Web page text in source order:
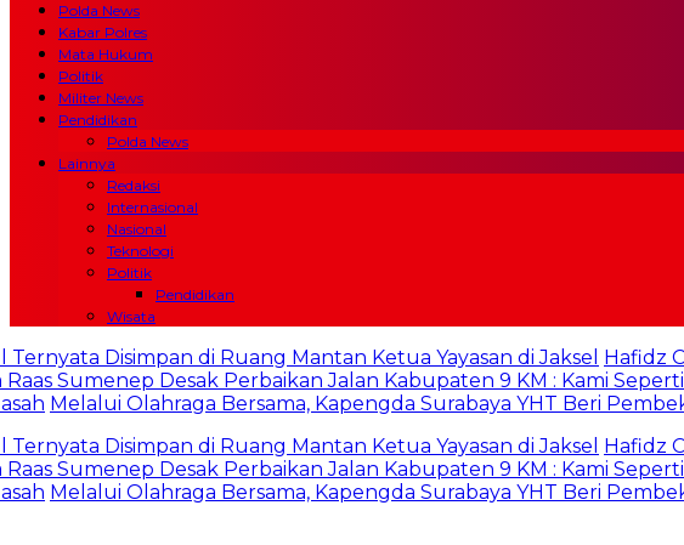
Polda News
Kabar Polres
Mata Hukum
Politik
Militer News
Pendidikan
Polda News
Lainnya
Redaksi
Internasional
Nasional
Teknologi
Politik
Pendidikan
Wisata
Disimpan di Ruang Mantan Ketua Yayasan di Jaksel Hafidz Cilik
Sumenep Desak Perbaikan Jalan Kabupaten 9 KM : Kami Seperti
Melalui Olahraga Bersama, Kapengda Surabaya YHT Beri
Disimpan di Ruang Mantan Ketua Yayasan di Jaksel Hafidz Cilik
Sumenep Desak Perbaikan Jalan Kabupaten 9 KM : Kami Seperti
Melalui Olahraga Bersama, Kapengda Surabaya YHT Beri